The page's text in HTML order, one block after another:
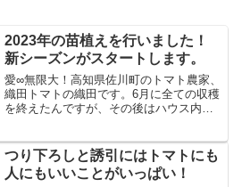
2023年の苗植えを行いました！
新シーズンがスタートします。
愛∞無限大！高知県佐川町のトマト農家、
織田トマトの織田です。6月に全ての収穫
を終えたんですが、その後はハウス内の
月には新たな苗たちがトマトハウスにや
ってきました！毎...
つり下ろしと誘引にはトマトにも
人にもいいことがいっぱい！